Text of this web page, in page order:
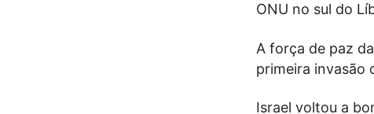
ONU no sul do
A força de paz
primeira invasão
Israel voltou a